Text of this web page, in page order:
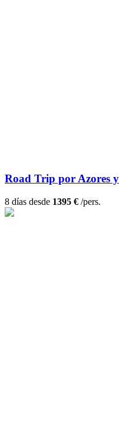
Road Trip por Azores
8 días desde 1395 € /pers.